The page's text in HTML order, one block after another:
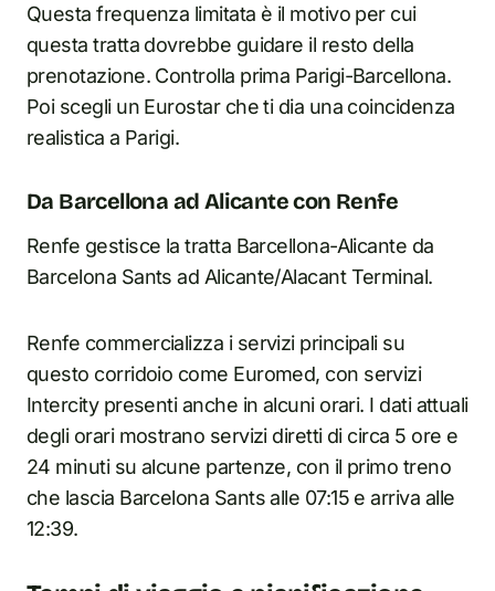
Questa frequenza limitata è il motivo per cui
questa tratta dovrebbe guidare il resto della
prenotazione. Controlla prima Parigi-Barcellona.
Poi scegli un Eurostar che ti dia una coincidenza
realistica a Parigi.
Da Barcellona ad Alicante con Renfe
Renfe gestisce la tratta Barcellona-Alicante da
Barcelona Sants ad Alicante/Alacant Terminal.
Renfe commercializza i servizi principali su
questo corridoio come Euromed, con servizi
Intercity presenti anche in alcuni orari. I dati attuali
degli orari mostrano servizi diretti di circa 5 ore e
24 minuti su alcune partenze, con il primo treno
che lascia Barcelona Sants alle 07:15 e arriva alle
12:39.